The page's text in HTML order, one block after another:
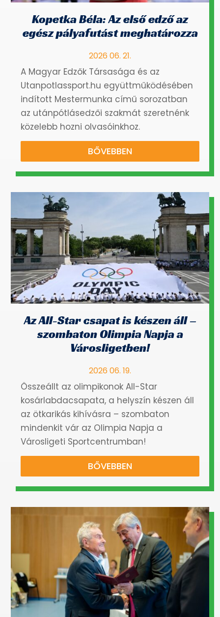
Kopetka Béla: Az első edző az
egész pályafutást meghatározza
2026 06. 21.
A Magyar Edzők Társasága és az
Utanpotlassport.hu együttműködésében
indított Mestermunka című sorozatban
az utánpótlásedzői szakmát szeretnénk
közelebb hozni olvasóinkhoz.
BŐVEBBEN
Az All-Star csapat is készen áll –
szombaton Olimpia Napja a
Városligetben!
2026 06. 19.
Összeállt az olimpikonok All-Star
kosárlabdacsapata, a helyszín készen áll
az ötkarikás kihívásra – szombaton
mindenkit vár az Olimpia Napja a
Városligeti Sportcentrumban!
BŐVEBBEN